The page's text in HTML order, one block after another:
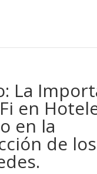
La
en
en la
de los